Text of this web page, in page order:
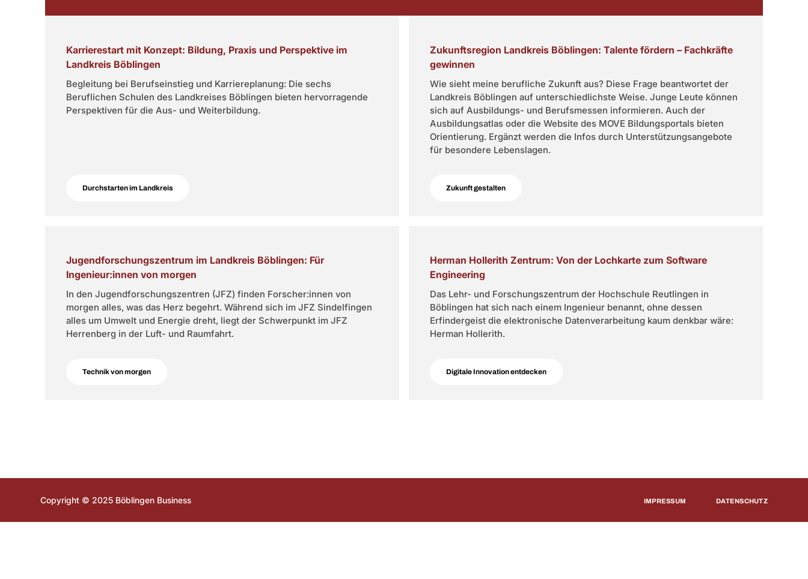
Karrierestart mit Konzept: Bildung, Praxis und Perspektive im
Landkreis Böblingen
Begleitung bei Berufseinstieg und Karriereplanung: Die sechs
Beruflichen Schulen des Landkreises Böblingen bieten hervorragende
Perspektiven für die Aus- und Weiterbildung.
Durchstarten im Landkreis
Zukunftsregion Landkreis Böblingen: Talente fördern – Fachkräfte
gewinnen
Wie sieht meine berufliche Zukunft aus? Diese Frage beantwortet der
Landkreis Böblingen auf unterschiedlichste Weise. Junge Leute können
sich auf Ausbildungs- und Berufsmessen informieren. Auch der
Ausbildungsatlas oder die Website des MOVE Bildungsportals bieten
Orientierung. Ergänzt werden die Infos durch Unterstützungsangebote
für besondere Lebenslagen.
Zukunft gestalten
Jugendforschungszentrum im Landkreis Böblingen: Für
Ingenieur:innen von morgen
In den Jugendforschungszentren (JFZ) finden Forscher:innen von
morgen alles, was das Herz begehrt. Während sich im JFZ Sindelfingen
alles um Umwelt und Energie dreht, liegt der Schwerpunkt im JFZ
Herrenberg in der Luft- und Raumfahrt.
Technik von morgen
Herman Hollerith Zentrum: Von der Lochkarte zum Software
Engineering
Das Lehr- und Forschungszentrum der Hochschule Reutlingen in
Böblingen hat sich nach einem Ingenieur benannt, ohne dessen
Erfindergeist die elektronische Datenverarbeitung kaum denkbar wäre:
Herman Hollerith.
Digitale Innovation entdecken
Copyright © 2025 Böblingen Business IMPRESSUM DATENSCHUTZ